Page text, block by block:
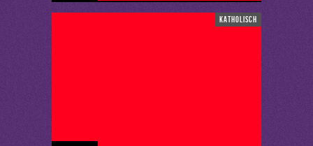
katholisch